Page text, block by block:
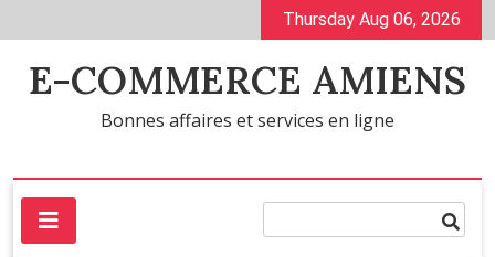
to
content
Thursday Aug 06, 2026
E-COMMERCE AMIENS
Bonnes affaires et services en ligne